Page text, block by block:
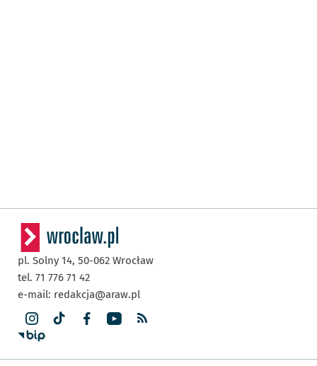
pl. Solny 14, 50-062 Wrocław
tel. 71 776 71 42
e-mail: redakcja@araw.pl